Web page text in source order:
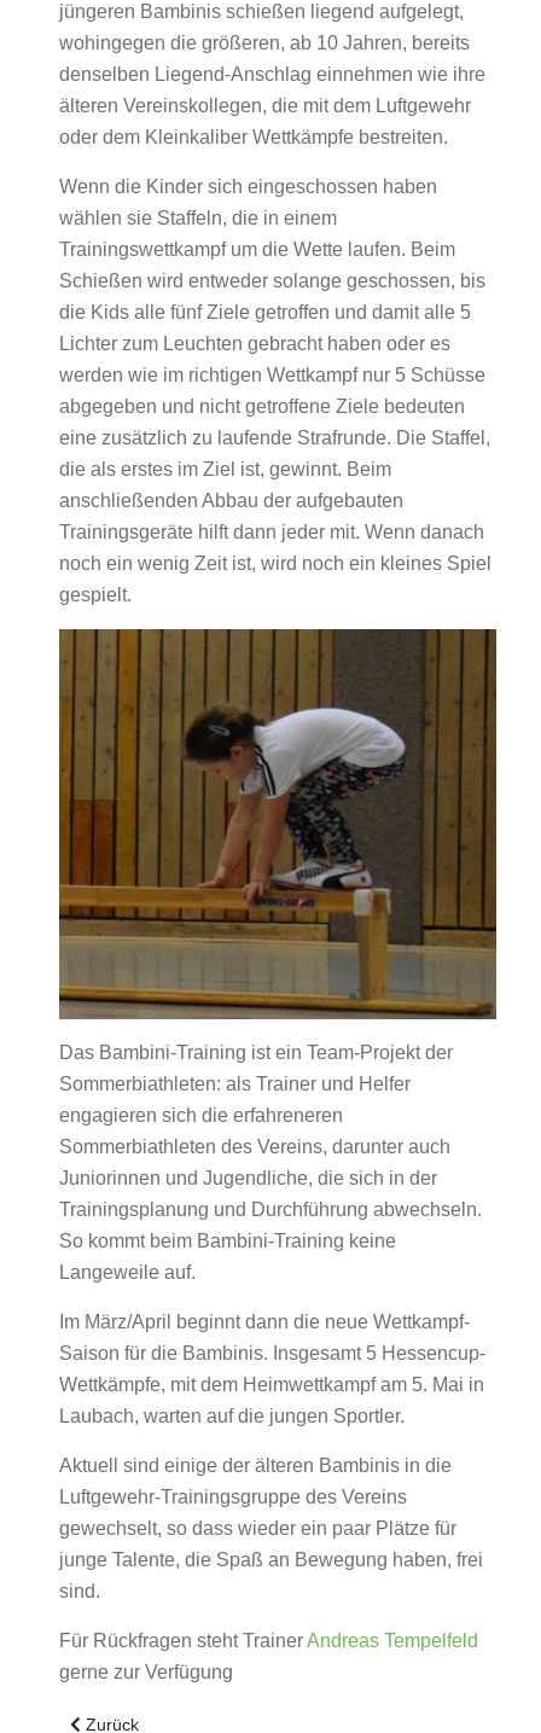
jüngeren Bambinis schießen liegend aufgelegt,
wohingegen die größeren, ab 10 Jahren, bereits
denselben Liegend-Anschlag einnehmen wie ihre
älteren Vereinskollegen, die mit dem Luftgewehr
oder dem Kleinkaliber Wettkämpfe bestreiten.
Wenn die Kinder sich eingeschossen haben
wählen sie Staffeln, die in einem
Trainingswettkampf um die Wette laufen. Beim
Schießen wird entweder solange geschossen, bis
die Kids alle fünf Ziele getroffen und damit alle 5
Lichter zum Leuchten gebracht haben oder es
werden wie im richtigen Wettkampf nur 5 Schüsse
abgegeben und nicht getroffene Ziele bedeuten
eine zusätzlich zu laufende Strafrunde. Die Staffel,
die als erstes im Ziel ist, gewinnt. Beim
anschließenden Abbau der aufgebauten
Trainingsgeräte hilft dann jeder mit. Wenn danach
noch ein wenig Zeit ist, wird noch ein kleines Spiel
gespielt.
Das Bambini-Training ist ein Team-Projekt der
Sommerbiathleten: als Trainer und Helfer
engagieren sich die erfahreneren
Sommerbiathleten des Vereins, darunter auch
Juniorinnen und Jugendliche, die sich in der
Trainingsplanung und Durchführung abwechseln.
So kommt beim Bambini-Training keine
Langeweile auf.
Im März/April beginnt dann die neue Wettkampf-
Saison für die Bambinis. Insgesamt 5 Hessencup-
Wettkämpfe, mit dem Heimwettkampf am 5. Mai in
Laubach, warten auf die jungen Sportler.
Aktuell sind einige der älteren Bambinis in die
Luftgewehr-Trainingsgruppe des Vereins
gewechselt, so dass wieder ein paar Plätze für
junge Talente, die Spaß an Bewegung haben, frei
sind.
Für Rückfragen steht TrainerAndreas Tempelfeld
gerne zur Verfügung
Vorheriger Beitrag: Saisonauftakt für Laubacher
Zurück